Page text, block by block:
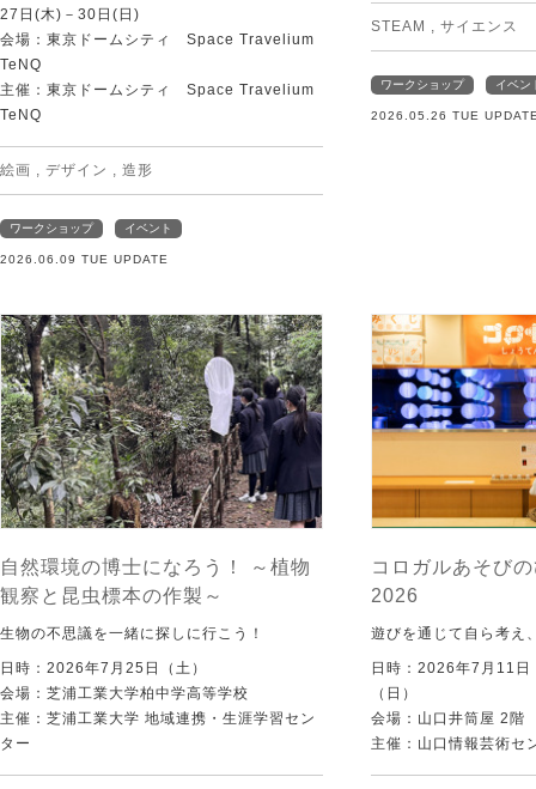
27日(木)－30日(日)
会場：東京ドームシティ Space Travelium
TeNQ
主催：東京ドームシティ Space Travelium
TeNQ
絵画 , デザイン , 造形
ワークショップ イベント
2026.06.09 TUE UPDATE
STEAM , サイエンス
ワークショップ イベン
2026.05.26 TUE
自然環境の博士になろう！ ～植物
観察と昆虫標本の作製～
生物の不思議を一緒に探しに行こう！
日時：2026年7月25日（土）
会場：芝浦工業大学柏中学高等学校
主催：芝浦工業大学 地域連携・生涯学習セン
ター
コロガルあそび
2026
遊びを通じて自ら考え
日時：2026年7月11
（日）
会場：山口井筒屋 2階
主催：山口情報芸術セ